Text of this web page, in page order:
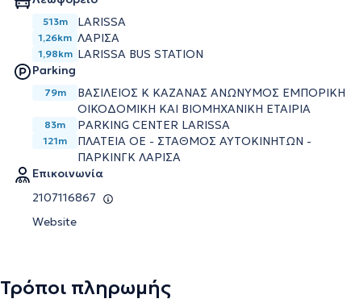
513m LARISSA
1,26km ΛΑΡΙΣΑ
1,98km LARISSA BUS STATION
Parking
79m
ΒΑΣΙΛΕΙΟΣ Κ ΚΑΖΑΝΑΣ ΑΝΩΝΥΜΟΣ ΕΜΠΟΡΙΚΗ
ΟΙΚΟΔΟΜΙΚΗ ΚΑΙ ΒΙΟΜΗΧΑΝΙΚΗ ΕΤΑΙΡΙΑ
83m PARKING CENTER LARISSA
121m
ΠΛΑΤΕΙΑ ΟΕ - ΣΤΑΘΜΟΣ ΑΥΤΟΚΙΝΗΤΩΝ -
ΠΑΡΚΙΝΓΚ ΛΑΡΙΣΑ
Επικοινωνία
2107116867
Website
Τρόποι πληρωμής